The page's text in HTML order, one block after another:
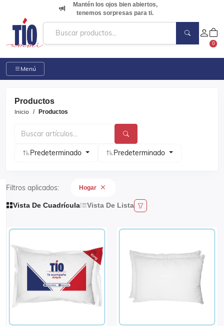
Mantén los ojos bien abiertos,
tenemos sorpresas para ti.
0
Menú
Productos
Inicio Productos
Predeterminado Predeterminado
Filtros aplicados: Hogar
Vista De Cuadrícula Vista De Lista